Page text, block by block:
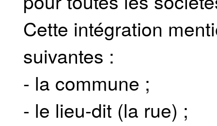
Cette intégration
suivantes :
- la commune ;
- le lieu-dit (la rue) ;